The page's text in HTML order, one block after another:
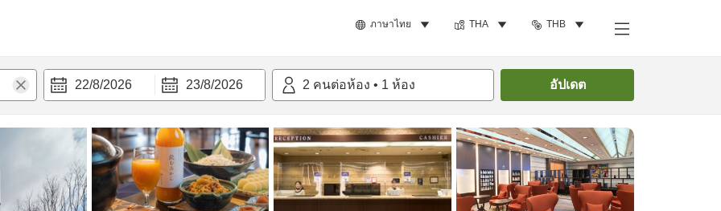
ภาษาไทย THA THB
22/8/2026 23/8/2026 2 คนต่อห้อง • 1 ห้อง อัปเดต
สะดวก ค้นหาห้องพัก